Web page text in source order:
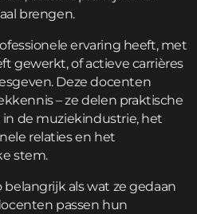
brengen.
ervaring heeft, met
gewerkt, of actieve carrières
Deze docenten
– ze delen praktische
de muziekindustrie, het
relaties en het
stem.
belangrijk als wat ze gedaan
passen hun